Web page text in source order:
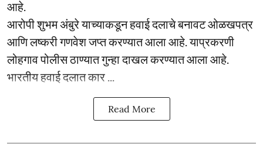
आहे.
आरोपी शुभम अंबुरे याच्याकडून हवाई दलाचे बनावट ओळखपत्र
आणि लष्करी गणवेश जप्त करण्यात आला आहे. याप्रकरणी
लोहगाव पोलीस ठाण्यात गुन्हा दाखल करण्यात आला आहे.
भारतीय हवाई दलात कार ...
Read More